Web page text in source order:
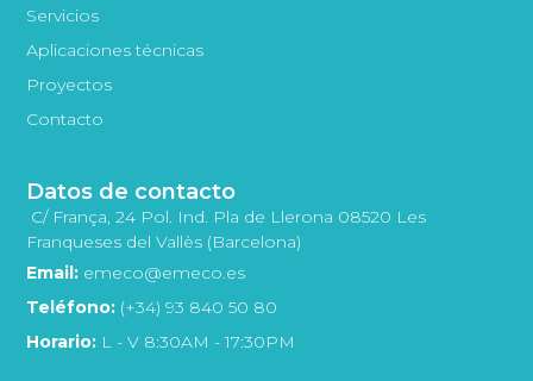
Servicios
Aplicaciones técnicas
Proyectos
Contacto
Datos de contacto
C/ França, 24 Pol. Ind. Pla de Llerona 08520 Les
Franqueses del Vallès (Barcelona)
Email: emeco@emeco.es
Teléfono: (+34) 93 840 50 80
Horario: L - V 8:30AM - 17:30PM